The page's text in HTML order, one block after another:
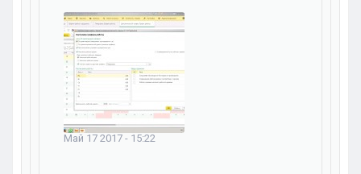
Май 17 2017 - 15:22